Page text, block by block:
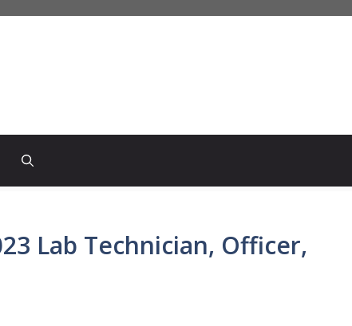
Lab Technician, Officer,